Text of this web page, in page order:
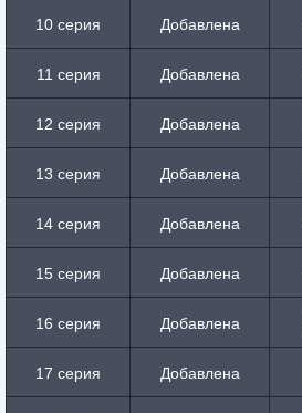
10 серия Добавлена
11 серия Добавлена
12 серия Добавлена
13 серия Добавлена
14 серия Добавлена
15 серия Добавлена
16 серия Добавлена
17 серия Добавлена